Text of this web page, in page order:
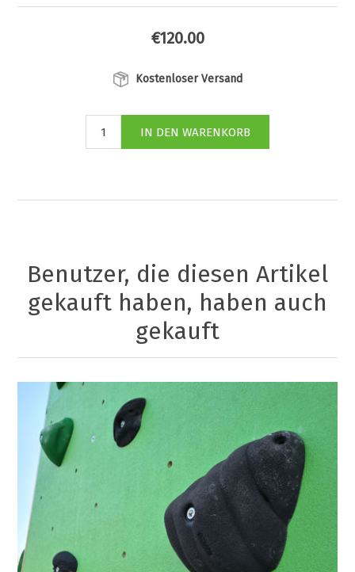
€120.00
Kostenloser Versand
Benutzer, die diesen Artikel
gekauft haben, haben auch
gekauft